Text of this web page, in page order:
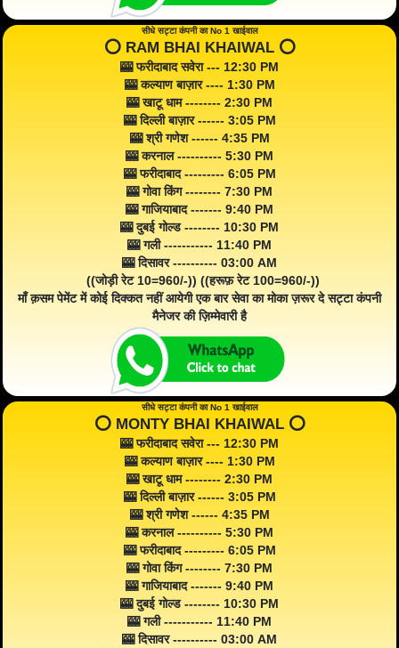
सीधे सट्टा कंपनी का No 1 खाईवाल
⭕️ RAM BHAI KHAIWAL ⭕️
🎰 फरीदाबाद सवेरा --- 12:30 PM
🎰 कल्याण बाज़ार ---- 1:30 PM
🎰 खाटू धाम -------- 2:30 PM
🎰 दिल्ली बाज़ार ------ 3:05 PM
🎰 श्री गणेश ------ 4:35 PM
🎰 करनाल ---------- 5:30 PM
🎰 फरीदाबाद --------- 6:05 PM
🎰 गोवा किंग -------- 7:30 PM
🎰 गाजियाबाद ------- 9:40 PM
🎰 दुबई गोल्ड -------- 10:30 PM
🎰 गली ----------- 11:40 PM
🎰 दिसावर ---------- 03:00 AM
((जोड़ी रेट 10=960/-)) ((हरूफ़ रेट 100=960/-))
माँ क़सम पेमेंट में कोई दिक्कत नहीं आयेगी एक बार सेवा का मोका ज़रूर दे सट्टा कंपनी
मैनेजर की ज़िम्मेवारी है
सीधे सट्टा कंपनी का No 1 खाईवाल
⭕️ MONTY BHAI KHAIWAL ⭕️
🎰 फरीदाबाद सवेरा --- 12:30 PM
🎰 कल्याण बाज़ार ---- 1:30 PM
🎰 खाटू धाम -------- 2:30 PM
🎰 दिल्ली बाज़ार ------ 3:05 PM
🎰 श्री गणेश ------ 4:35 PM
🎰 करनाल ---------- 5:30 PM
🎰 फरीदाबाद --------- 6:05 PM
🎰 गोवा किंग -------- 7:30 PM
🎰 गाजियाबाद ------- 9:40 PM
🎰 दुबई गोल्ड -------- 10:30 PM
🎰 गली ----------- 11:40 PM
🎰 दिसावर ---------- 03:00 AM